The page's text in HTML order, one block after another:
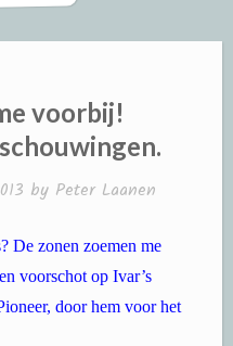
voorbij!
by Peter Laanen
De zonen zoemen me
voorschot op Ivar’s
door hem voor het